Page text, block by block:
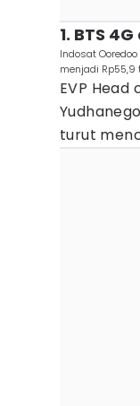
1. BTS
Indosat
menjadi
EVP
turut